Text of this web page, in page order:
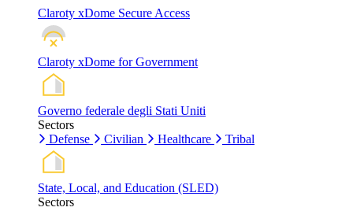
Claroty xDome Secure Access
Claroty xDome for Government
Governo federale degli Stati Uniti
Sectors
Defense
Civilian Healthcare Tribal
State, Local, and Education (SLED)
Sectors